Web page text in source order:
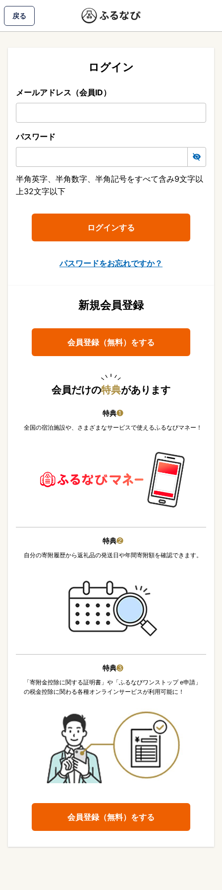
戻る
ログイン
メールアドレス（会員ID）
パスワード
半角英字、半角数字、半角記号をすべて含み9文字以
上32文字以下
パスワードをお忘れですか？
新規会員登録
会員登録（無料）をする
会員だけの特典があります
特典❶
全国の宿泊施設や、さまざまなサービスで使えるふるなびマネー！
特典❷
自分の寄附履歴から返礼品の発送日や年間寄附額を確認できます。
特典❸
「寄附金控除に関する証明書」や「ふるなびワンストップ e申請」
の税金控除に関わる各種オンラインサービスが利用可能に！
会員登録（無料）をする